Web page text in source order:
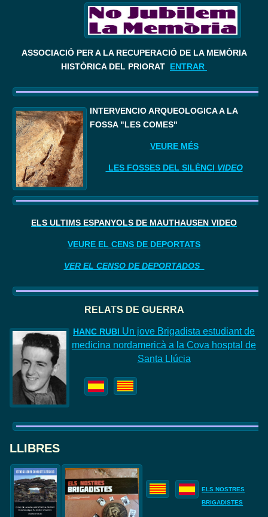
ASSOCIACIÓ PER A LA RECUPERACIÓ DE LA MEMÒRIA
HISTÒRICA DEL PRIORAT ENTRAR
INTERVENCIÓ ARQUEOLÒGICA A LA
FOSSA "LES COMES"
VEURE MÉS
LES FOSSES DEL SILÈNCI VIDEO
ELS ÚLTIMS ESPANYOLS DE MAUTHAUSEN VIDEO
VEURE EL CENS DE DEPORTATS
VER EL CENSO DE DEPORTADOS
RELATS DE GUERRA
HANC RUBI Un jove Brigadista estudiant de
medicina nordamericà a la Cova hosptal de
Santa Llúcia
LLIBRES
ELS NOSTRES
BRIGADISTES